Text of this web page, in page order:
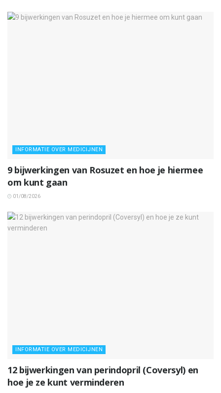
INFORMATIE OVER MEDICIJNEN
9 bijwerkingen van Rosuzet en hoe je hiermee
om kunt gaan
01/08/2026
INFORMATIE OVER MEDICIJNEN
12 bijwerkingen van perindopril (Coversyl) en
hoe je ze kunt verminderen